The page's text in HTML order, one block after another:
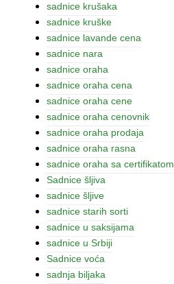
sadnice krušaka
sadnice kruške
sadnice lavande cena
sadnice nara
sadnice oraha
sadnice oraha cena
sadnice oraha cene
sadnice oraha cenovnik
sadnice oraha prodaja
sadnice oraha rasna
sadnice oraha sa certifikatom
Sadnice šljiva
sadnice šljive
sadnice starih sorti
sadnice u saksijama
sadnice u Srbiji
Sadnice voća
sadnja biljaka